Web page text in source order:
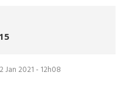
Jan 2021 - 12h08